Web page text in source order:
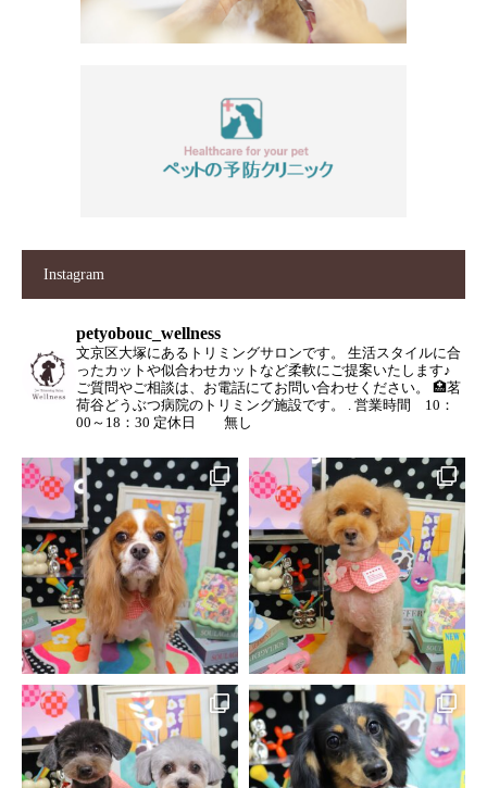
Instagram
petyobouc_wellness
文京区大塚にあるトリミングサロンです。
生活スタイルに合
ったカットや似合わせカットなど柔軟にご提案いたします♪
ご質問やご相談は、お電話にてお問い合わせください。
🏥茗
荷谷どうぶつ病院のトリミング施設です。
. 営業時間 10：
00～18：30 定休日 無し